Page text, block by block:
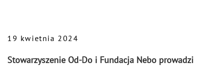
19 kwietnia 2024
Stowarzyszenie Od-Do i Fundacja Nebo prowadzi